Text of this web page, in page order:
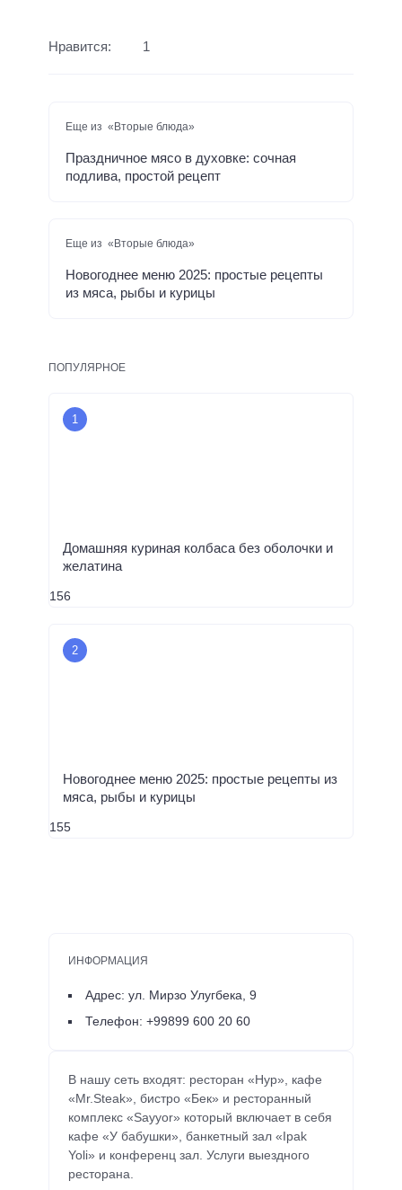
Нравится: 1
Еще из «Вторые блюда»
Праздничное мясо в духовке: сочная
подлива, простой рецепт
Еще из «Вторые блюда»
Новогоднее меню 2025: простые рецепты
из мяса, рыбы и курицы
ПОПУЛЯРНОЕ
Домашняя куриная колбаса без оболочки и
желатина
156
Новогоднее меню 2025: простые рецепты из
мяса, рыбы и курицы
155
В нашу сеть входят: ресторан «Нур», кафе
«Mr.Steak», бистро «Бек» и ресторанный
комплекс «Sayyor» который включает в себя
кафе «У бабушки», банкетный зал «Ipak
Yoli» и конференц зал. Услуги выездного
ресторана.
ИНФОРМАЦИЯ
Адрес: ул. Мирзо Улугбека, 9
Телефон: +99899 600 20 60